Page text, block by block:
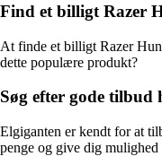
Find et billigt Razer
At finde et billigt Razer
dette populære produkt?
Søg efter gode tilbud
Elgiganten er kendt for at
penge og give dig